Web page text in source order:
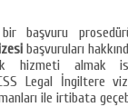
bir başvuru
başvuruları
hizmeti almak
Legal İngiltere
ile irtibata